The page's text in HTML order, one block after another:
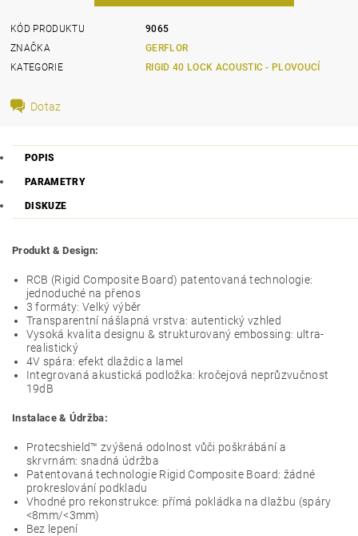
KÓD PRODUKTU
9065
ZNAČKA
GERFLOR
KATEGORIE
RIGID 40 LOCK ACOUSTIC - PLOVOUCÍ
Dotaz
POPIS
PARAMETRY
DISKUZE
Produkt & Design:
RCB (Rigid Composite Board) patentovaná technologie:
jednoduché na přenos
3 formáty: Velký výběr
Transparentní nášlapná vrstva: autentický vzhled
Vysoká kvalita designu & strukturovaný embossing: ultra-
realistický
4V spára: efekt dlaždic a lamel
Integrovaná akustická podložka: kročejová neprůzvučnost
19dB
Instalace & Údržba:
Protecshield™ zvýšená odolnost vůči poškrábání a
skrvrnám: snadná údržba
Patentovaná technologie Rigid Composite Board: žádné
prokreslování podkladu
Vhodné pro rekonstrukce: přímá pokládka na dlažbu (spáry
<8mm/<3mm)
Bez lepení